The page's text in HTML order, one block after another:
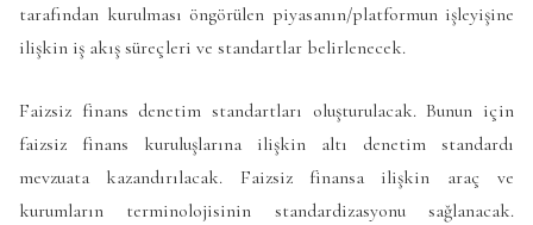
tarafından kurulması öngörülen piyasanın/platformun işleyişine
ilişkin iş akış süreçleri ve standartlar belirlenecek.
Faizsiz finans denetim standartları oluşturulacak. Bunun için
faizsiz finans kuruluşlarına ilişkin altı denetim standardı
mevzuata kazandırılacak. Faizsiz finansa ilişkin araç ve
kurumların terminolojisinin standardizasyonu sağlanacak.